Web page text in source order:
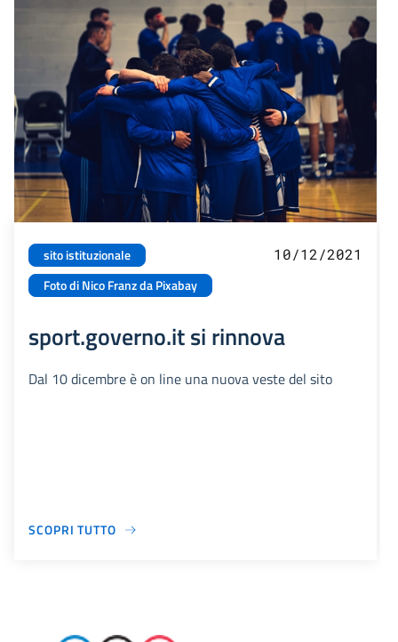
sito istituzionale
Foto di Nico Franz da Pixabay
10/12/2021
sport.governo.it si rinnova
Dal 10 dicembre è on line una nuova veste del sito
SCOPRI TUTTO